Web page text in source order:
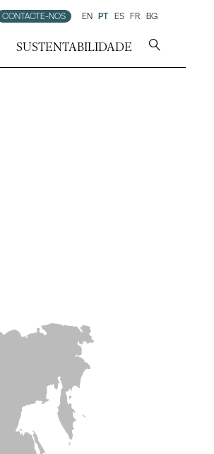
SUSTENTABILIDADE
CONTACTE-NOS EN PT ES FR BG